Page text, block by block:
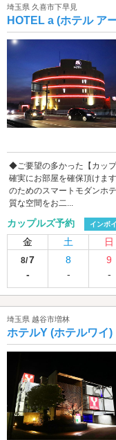
埼玉県 久喜市下早見
HOTEL a (ホテル ア
◆ご要望の多かった【カッ
確実にお部屋を確保頂けま
のためのスマートモダンホ
質な空間をお二...
カップルズ予約 インボ
金 土 日
8/7
-
8
-
9
-
埼玉県 越谷市増林
ホテルY (ホテルワイ)